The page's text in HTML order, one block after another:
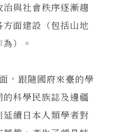
與社會秩序逐漸趨
面建設（包括山地
）。
跟隨國府來臺的學
科學民族誌及邊疆
續日本人類學者對